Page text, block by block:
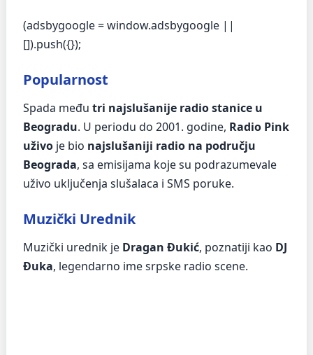
(adsbygoogle = window.adsbygoogle ||
[]).push({});
Popularnost
Spada među tri najslušanije radio stanice u
Beogradu. U periodu do 2001. godine, Radio Pink
uživo je bio najslušaniji radio na području
Beograda, sa emisijama koje su podrazumevale
uživo uključenja slušalaca i SMS poruke.
Muzički Urednik
Muzički urednik je Dragan Đukić, poznatiji kao DJ
Đuka, legendarno ime srpske radio scene.